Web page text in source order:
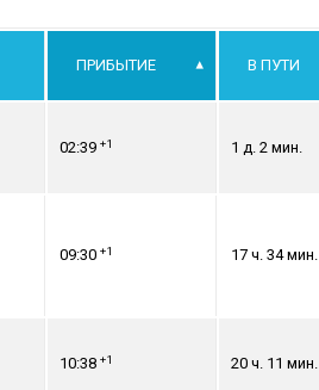
ПРИБЫТИЕ В ПУТИ
02:39 +1 1 д. 2 мин.
09:30 +1 17 ч. 34 мин.
10:38 +1 20 ч. 11 мин.